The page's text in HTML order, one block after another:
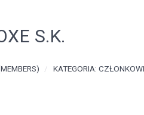
S.K.
KATEGORIA: